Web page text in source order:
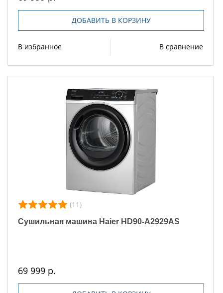
ДОБАВИТЬ В КОРЗИНУ
В избранное В сравнение
(11)
Сушильная машина Haier HD90-A2929AS
69 999 р.